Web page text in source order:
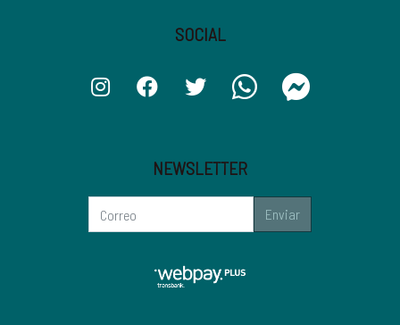
SOCIAL
NEWSLETTER
Enviar